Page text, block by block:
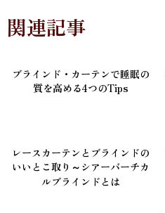
関連記事
ブラインド・カーテンで睡眠の
質を高める4つのTips
レースカーテンとブラインドの
いいとこ取り～シアーバーチカ
ルブラインドとは